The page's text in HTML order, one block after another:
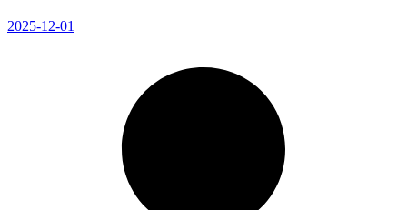
2025-12-01